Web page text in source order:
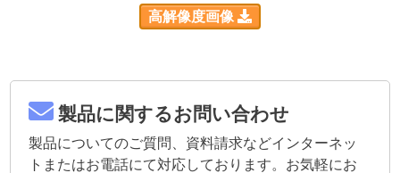
高解像度画像
製品に関するお問い合わせ
製品についてのご質問、資料請求などインターネッ
トまたはお電話にて対応しております。お気軽にお